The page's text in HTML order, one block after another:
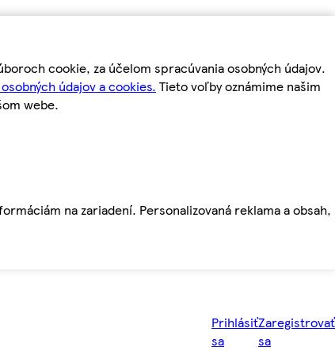
cookie, za účelom spracúvania osobných údajov.
údajov a cookies. Tieto voľby oznámime našim
webe.
na zariadení. Personalizovaná reklama a obsah,
Prihlásiť
sa
Zaregistrovať
sa